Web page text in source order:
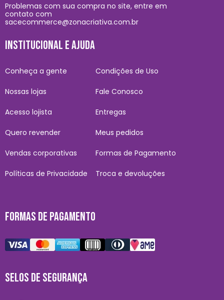
Problemas com sua compra no site, entre em
contato com
sacecommerce@zonacriativa.com.br
INSTITUCIONAL E AJUDA
Conheça a gente
Nossas lojas
Acesso lojista
Quero revender
Vendas corporativas
Políticas de Privacidade
Condições de Uso
Fale Conosco
Entregas
Meus pedidos
Formas de Pagamento
Troca e devoluções
FORMAS DE PAGAMENTO
SELOS DE SEGURANÇA